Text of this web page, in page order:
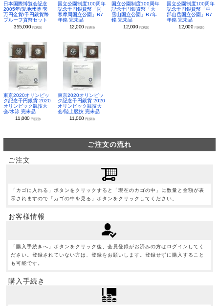
日本国際博覧会記念
2005年/愛地球博 壱
万円金貨/千円銀貨幣
プルーフ貨幣セット
355,000 円(税別)
国立公園制度100周年
記念千円銀貨幣「阿
寒摩周国立公園」R7
年銘 完未品
12,000 円(税別)
国立公園制度100周年
記念千円銀貨幣「大
雪山国立公園」R7年
銘 完未品
12,000 円(税別)
国立公園制度100周年
記念千円銀貨幣「中
部山岳国立公園」R7
年銘 完未品
12,000 円(税別)
東京2020オリンピッ
ク記念千円銀貨 2020
オリンピック競技大
会/水泳 完未品
11,000円(税別)
東京2020オリンピッ
ク記念千円銀貨 2020
オリンピック競技大
会/陸上競技 完未品
11,000 円(税別)
ご注文の流れ
ご注文
「カゴに入れる」ボタンをクリックすると「現在のカゴの中」に数量と金額が表
示されますので「カゴの中を見る」ボタンをクリックしてください。
お客様情報
「購入手続きへ」ボタンをクリック後、会員登録がお済みの方はログインしてく
ださい。登録されていない方は、登録をお願いします。登録せずに購入すること
も可能です。
購入手続き